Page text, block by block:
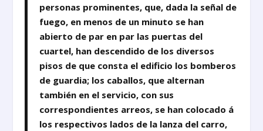
personas prominentes, que, dada la señal de
fuego, en menos de un minuto se han
abierto de par en par las puertas del
cuartel, han descendido de los diversos
pisos de que consta el edificio los bomberos
de guardia; los caballos, que alternan
también en el servicio, con sus
correspondientes arreos, se han colocado á
los respectivos lados de la lanza del carro,